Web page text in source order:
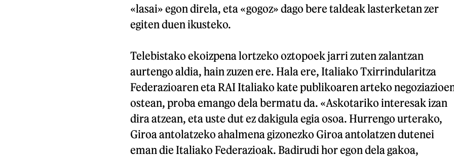
«lasai» egon direla, eta «gogoz» dago bere taldeak lasterketan zer
egiten duen ikusteko.
Telebistako ekoizpena lortzeko oztopoek jarri zuten zalantzan
aurtengo aldia, hain zuzen ere. Hala ere, Italiako Txirrindularitza
Federazioaren eta RAI Italiako kate publikoaren arteko
ostean, proba emango dela bermatu da. «Askotariko interesak izan
dira atzean, eta uste dut ez dakigula egia osoa. Hurrengo urterako,
Giroa antolatzeko ahalmena gizonezko Giroa antolatzen dutenei
eman die Italiako Federazioak. Badirudi hor egon dela gakoa,